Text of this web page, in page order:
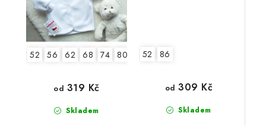
52 56 62 68 74 80 86
Skladem
od 319 Kč
52 86
Skladem
od 309 Kč